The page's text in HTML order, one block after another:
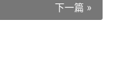
下一篇 »